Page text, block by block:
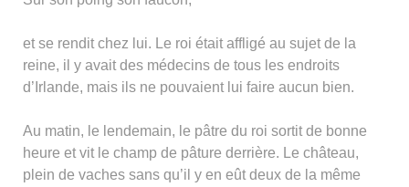
et se rendit chez lui. Le roi était affligé au sujet de la
reine, il y avait des médecins de tous les endroits
d’Irlande, mais ils ne pouvaient lui faire aucun bien.
Au matin, le lendemain, le pâtre du roi sortit de bonne
heure et vit le champ de pâture derrière. Le château,
plein de vaches sans qu’il y en eût deux de la même